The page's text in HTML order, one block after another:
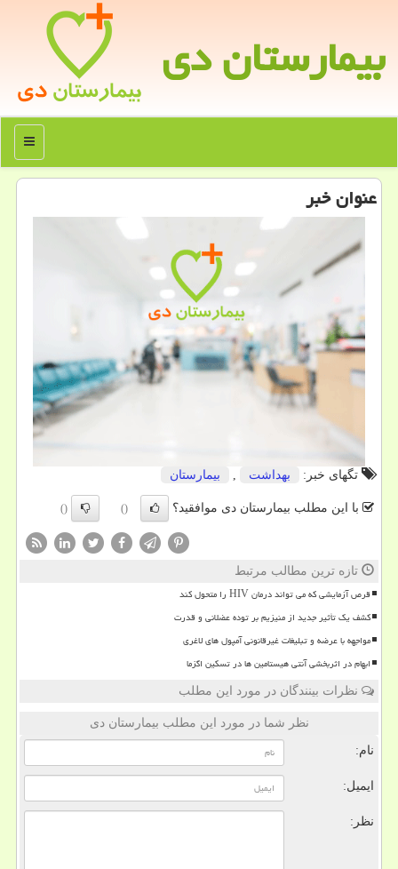
بیمارستان دی
منو
عنوان خبر
تگهای خبر: بهداشت بیمارستان
با این مطلب بیمارستان دی موافقید؟ ()
()
تازه ترین مطالب مرتبط
قرص آزمایشی که می تواند درمان HIV را متحول کند
کشف یک تأثیر جدید از منیزیم بر توده عضلانی و قدرت
مواجهه با عرضه و تبلیغات غیرقانونی آمپول های لاغری
ابهام در اثربخشی آنتی هیستامین ها در تسکین اگزما
نظرات بینندگان در مورد این مطلب
نظر شما در مورد این مطلب بیمارستان دی
نام:
ایمیل:
نظر: